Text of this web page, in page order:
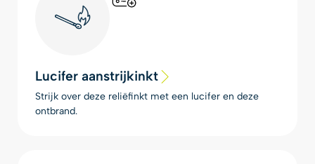
Lucifer aanstrijkinkt
Strijk over deze reliëfinkt met een lucifer en deze
ontbrand.